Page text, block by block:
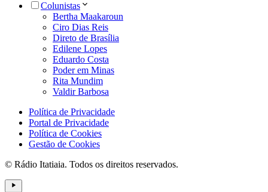
Colunistas
Bertha Maakaroun
Ciro Dias Reis
Direto de Brasília
Edilene Lopes
Eduardo Costa
Poder em Minas
Rita Mundim
Valdir Barbosa
Política de Privacidade
Portal de Privacidade
Política de Cookies
Gestão de Cookies
© Rádio Itatiaia. Todos os direitos reservados.